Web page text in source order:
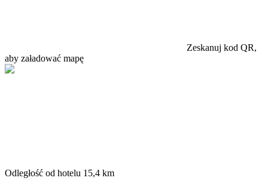
Zeskanuj kod QR,
aby załadować mapę
Odległość od hotelu 15,4 km